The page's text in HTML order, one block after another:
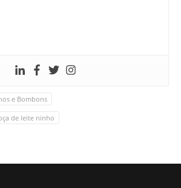
e Bombons
de leite ninho